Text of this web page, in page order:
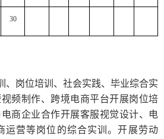
30
、岗位培训、社会实践、毕业综合实
频制作、跨境电商平台开展岗位培
商企业合作开展客服视觉设计、电
运营等岗位的综合实训。开展劳动